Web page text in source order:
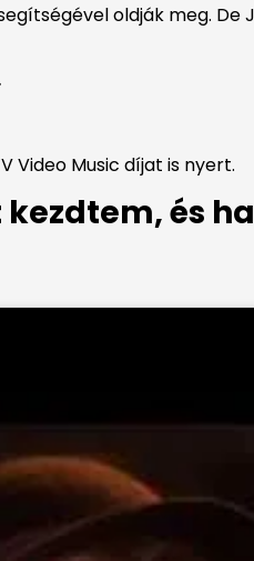
oldják meg. De
Video Music díjat is nyert.
és